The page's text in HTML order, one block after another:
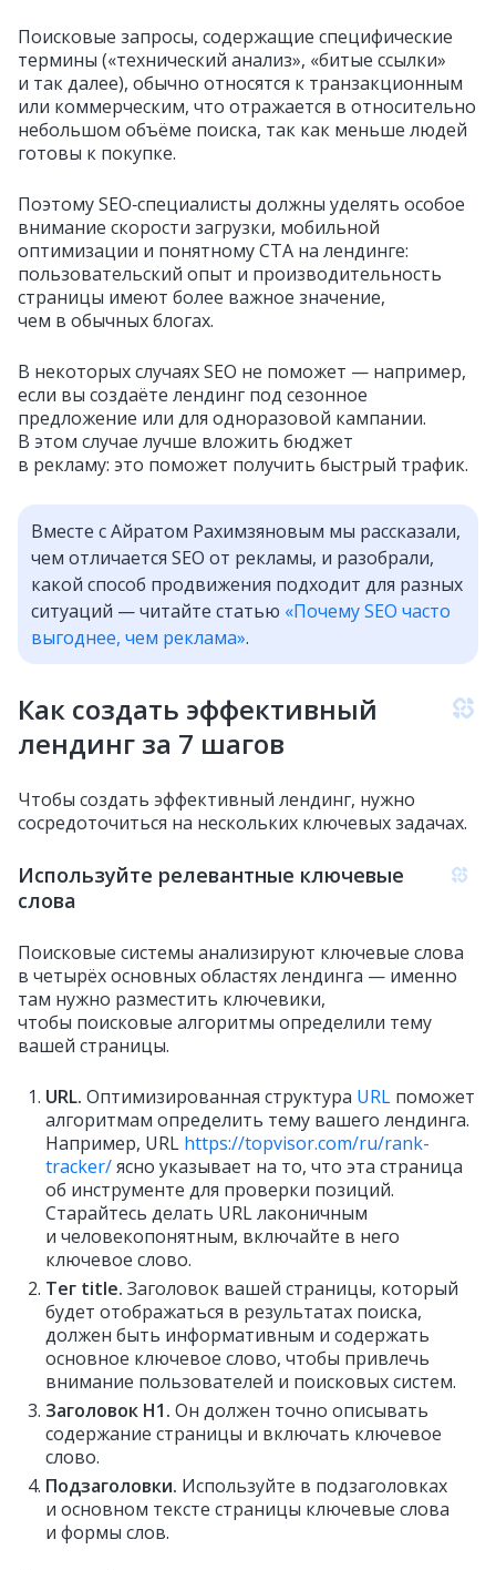
Поисковые запросы, содержащие специфические
термины («технический анализ», «битые ссылки»
и так далее), обычно относятся к транзакционным
или коммерческим, что отражается в относительно
небольшом объёме поиска, так как меньше людей
готовы к покупке.
Поэтому SEO‑специалисты должны уделять особое
внимание скорости загрузки, мобильной
оптимизации и понятному CTA на лендинге:
пользовательский опыт и производительность
страницы имеют более важное значение,
чем в обычных блогах.
В некоторых случаях SEO не поможет — например,
если вы создаёте лендинг под сезонное
предложение или для одноразовой кампании.
В этом случае лучше вложить бюджет
в рекламу: это поможет получить быстрый трафик.
Вместе с Айратом Рахимзяновым мы рассказали,
чем отличается SEO от рекламы, и разобрали,
какой способ продвижения подходит для разных
ситуаций — читайте статью «Почему SEO часто
выгоднее, чем реклама».
Как создать эффективный
лендинг за 7 шагов
Чтобы создать эффективный лендинг, нужно
сосредоточиться на нескольких ключевых задачах.
Используйте релевантные ключевые
слова
Поисковые системы анализируют ключевые слова
в четырёх основных областях лендинга — именно
там нужно разместить ключевики,
чтобы поисковые алгоритмы определили тему
вашей страницы.
URL. Оптимизированная структура URL поможет
алгоритмам определить тему вашего лендинга.
Например, URL https://topvisor.com/ru/rank-
tracker/ясно указывает на то, что эта страница
об инструменте для проверки позиций.
Старайтесь делать URL лаконичным
и человекопонятным, включайте в него
ключевое слово.
Тег title. Заголовок вашей страницы, который
будет отображаться в результатах поиска,
должен быть информативным и содержать
основное ключевое слово, чтобы привлечь
внимание пользователей и поисковых систем.
Заголовок H1. Он должен точно описывать
содержание страницы и включать ключевое
слово.
Подзаголовки. Используйте в подзаголовках
и основном тексте страницы ключевые слова
и формы слов.